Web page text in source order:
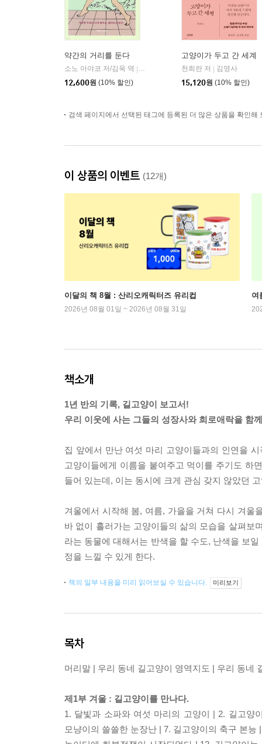
약간의 거리를 둔다
소노 아야코 저/김욱 역
책읽는고양이
12,600원 (10% 할인)
고양이가 두고 간 세계
천희란 저
김영사
15,120원 (10% 할인)
검색 페이지에서 선택된 태그에 등록된 더 많은 상품을 확인해
이 상품의 이벤트 (12개)
이달의 책 8월 : 산리오캐릭터즈 유리컵
2026년 08월 01일 ~ 2026년 08월 31일
여
책소개
1년 반의 기록, 길고양이 보고서!
우리 이웃에 사는 그들의 성장사와 희로애락을 함
집 앞에서 만난 여섯 마리 고양이들과의 인연을
고양이들에게 이름을 붙여주고 먹이를 주기도 하
들어 있는데, 이는 동시에 크게 관심 갖지 않았던
겨울에서 시작해 봄, 여름, 가을을 거쳐 다시 겨울
바 없이 흘러가는 고양이들의 삶의 모습을 살펴보
라는 동물에 대해서는 반색을 할 수도, 난색을 보
정을 느낄 수 있게 한다.
책의 일부 내용을 미리 읽어보실 수 있습니다. 미리보기
목차
머리말 | 우리 동네 길고양이 영역지도 | 우리 동네
제1부 겨울 : 길고양이를 만나다.
1. 달빛과 소파와 여섯 마리의 고양이 | 2. 길고양
모냥이의 쓸쓸한 눈장난 | 7. 길고양이의 축구 본